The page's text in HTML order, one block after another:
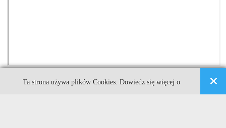
Ta strona używa plików Cookies. Dowiedz się więcej o